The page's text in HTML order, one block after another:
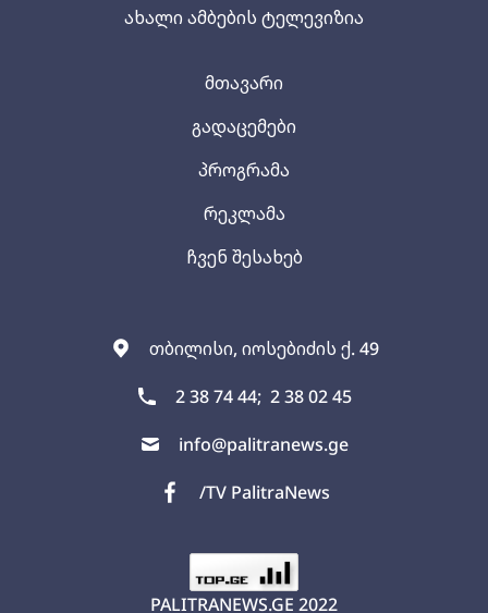
ახალი ამბების ტელევიზია
თბილისი, იოსებიძის ქ. 49
2 38 74 44; 2 38 02 45
info@palitranews.ge
/TV PalitraNews
მთავარი
გადაცემები
პროგრამა
რეკლამა
ჩვენ შესახებ
PALITRANEWS.GE 2022